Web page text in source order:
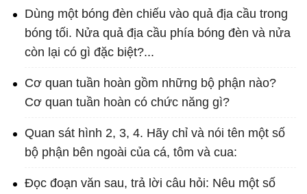
Dùng một bóng đèn chiếu vào quả địa cầu trong
bóng tối. Nửa quả địa cầu phía bóng đèn và nửa
còn lại có gì đặc biệt?...
Cơ quan tuần hoàn gồm những bộ phận nào?
Cơ quan tuần hoàn có chức năng gì?
Quan sát hình 2, 3, 4. Hãy chỉ và nói tên một số
bộ phận bên ngoài của cá, tôm và cua:
Đọc đoạn văn sau, trả lời câu hỏi: Nêu một số